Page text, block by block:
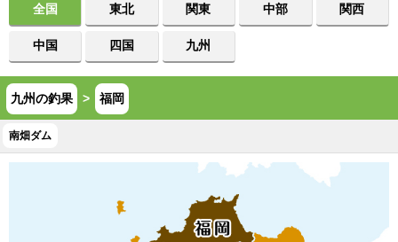
全国 東北 関東 中部 関西
中国 四国 九州
九州の釣果 > 福岡
南畑ダム